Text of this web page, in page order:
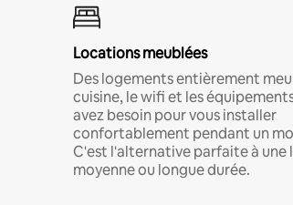
Locations meublées
Des logements entièrement
cuisine, le wifi et les
avez besoin pour vous installer
confortablement pendant un
C'est l'alternative parfaite à une
moyenne ou longue durée.